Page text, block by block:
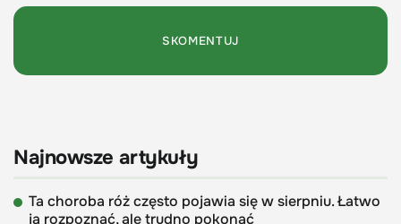
Najnowsze artykuły
Ta choroba róż często pojawia się w sierpniu. Łatwo
ją rozpoznać, ale trudno pokonać